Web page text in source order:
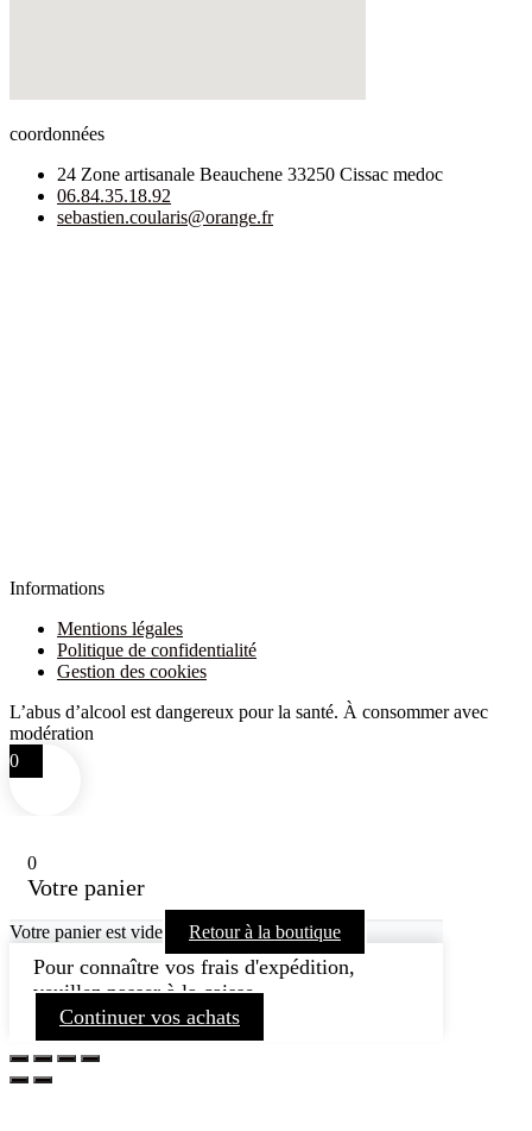
coordonnées
24 Zone artisanale Beauchene 33250 Cissac medoc
06.84.35.18.92
sebastien.coularis@orange.fr
Informations
Mentions légales
Politique de confidentialité
Gestion des cookies
L’abus d’alcool est dangereux pour la santé. À consommer avec
modération
0
0
Votre panier
Votre panier est vide Retour à la boutique
Pour connaître vos frais d'expédition,
veuillez passer à la caisse.
Continuer vos achats